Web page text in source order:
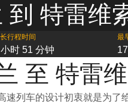
到 特雷维
行程时间
时 51 分钟
最
至 特雷
列车的设计初衷就是为